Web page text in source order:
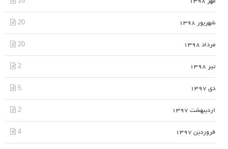
مهر 1398
شهریور 1398 20
مرداد 1398 20
تیر 1398 2
دی 1397 5
اردیبهشت 1397 2
فروردین 1397 4